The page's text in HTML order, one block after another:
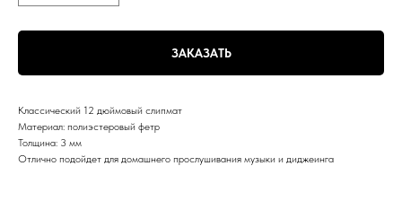
ЗАКАЗАТЬ
Классический 12 дюймовый слипмат
Материал: полиэстеровый фетр
Толщина: 3 мм
Отлично подойдет для домашнего прослушивания музыки и диджеинга